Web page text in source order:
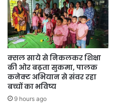
क्सल साये से निकलकर शिक्षा
की ओर बढ़ता सुकमा, पालक
कनेक्ट अभियान से संवर रहा
बच्चों का भविष्य
9 hours ago